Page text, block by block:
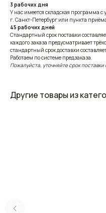
3 рабочих дня
У нас имеется складская программа
г. Санкт-Петербург или пункта
45 рабочих дней
Стандартный срок поставки
каждого заказа предусматривает
стандартный срок доставки
Работаем по системе предзаказа.
Пожалуйста, уточняйте срок
Другие товары из